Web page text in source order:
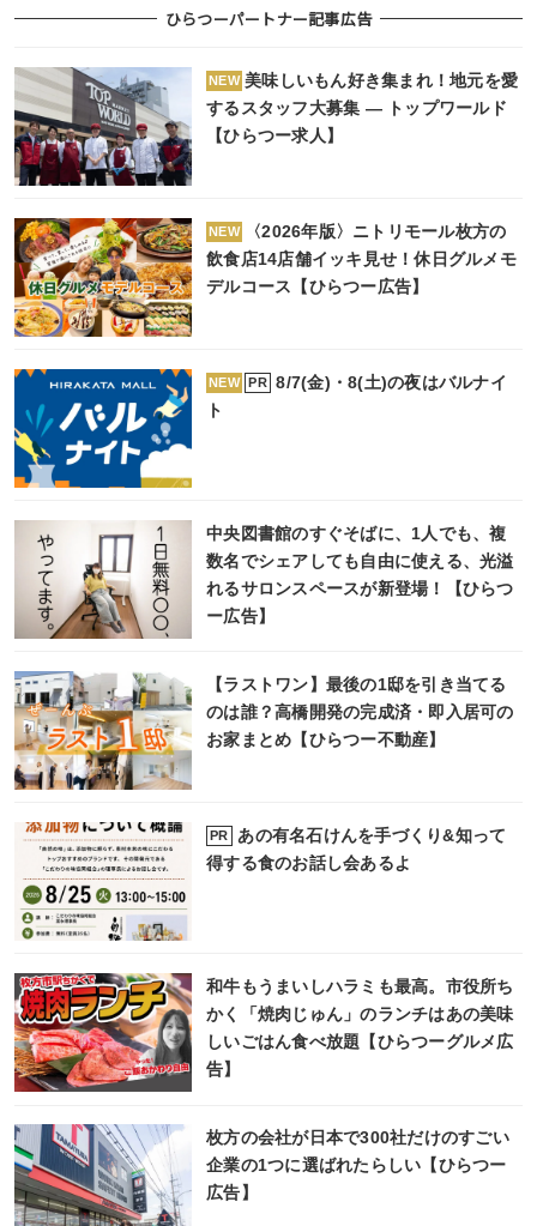
ひらつーパートナー記事広告
NEW 美味しいもん好き集まれ！地元を愛
するスタッフ大募集 ― トップワールド
【ひらつー求人】
NEW
〈2026年版〉ニトリモール枚方の
飲食店14店舗イッキ見せ！休日グルメモ
デルコース【ひらつー広告】
NEW PR
8/7(金)・8(土)の夜はバルナイ
ト
中央図書館のすぐそばに、1人でも、複
数名でシェアしても自由に使える、光溢
れるサロンスペースが新登場！【ひらつ
ー広告】
【ラストワン】最後の1邸を引き当てる
のは誰？高橋開発の完成済・即入居可の
お家まとめ【ひらつー不動産】
PR
あの有名石けんを手づくり&知って
得する食のお話し会あるよ
和牛もうまいしハラミも最高。市役所ち
かく「焼肉じゅん」のランチはあの美味
しいごはん食べ放題【ひらつーグルメ広
告】
枚方の会社が日本で300社だけのすごい
企業の1つに選ばれたらしい【ひらつー
広告】